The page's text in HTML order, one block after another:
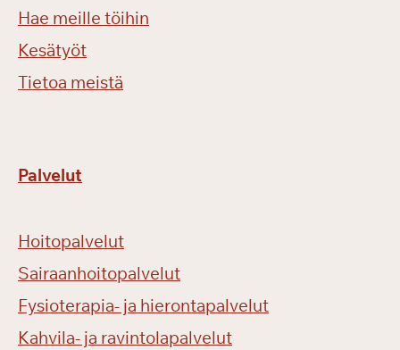
Hae meille töihin
Kesätyöt
Tietoa meistä
Palvelut
Hoitopalvelut
Sairaanhoitopalvelut
Fysioterapia- ja hierontapalvelut
Kahvila- ja ravintolapalvelut